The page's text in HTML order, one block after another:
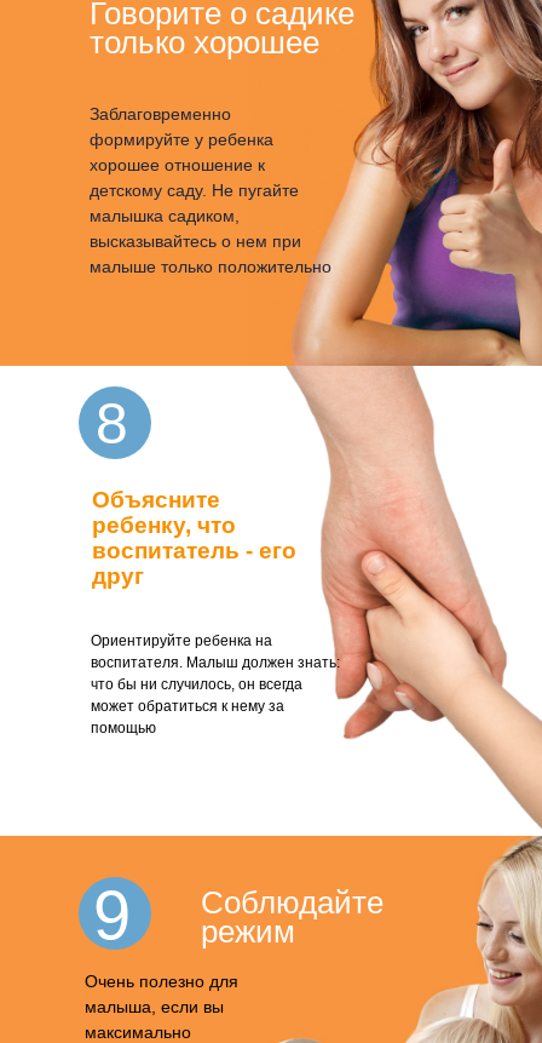
Говорите о садике
только хорошее
Заблаговременно
формируйте у ребенка
хорошее отношение к
детскому саду. Не пугайте
малышка садиком,
высказывайтесь о нем при
малыше только положительно
Ориентируйте ребенка на
воспитателя. Малыш должен знать:
что бы ни случилось, он всегда
может обратиться к нему за
помощью
8
Объясните
ребенку, что
воспитатель - его
друг
Соблюдайте
режим
Очень полезно для
малыша, если вы
максимально
9